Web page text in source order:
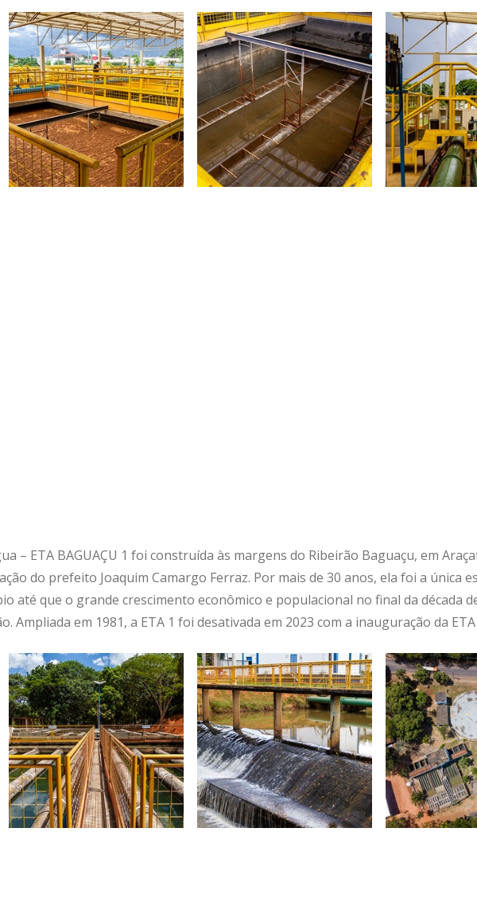
– ETA BAGUAÇU 1 foi construída às margens do Ribeirão Baguaçu, em
do prefeito Joaquim Camargo Ferraz. Por mais de 30 anos, ela foi a única
até que o grande crescimento econômico e populacional no final da década
Ampliada em 1981, a ETA 1 foi desativada em 2023 com a inauguração da ETA